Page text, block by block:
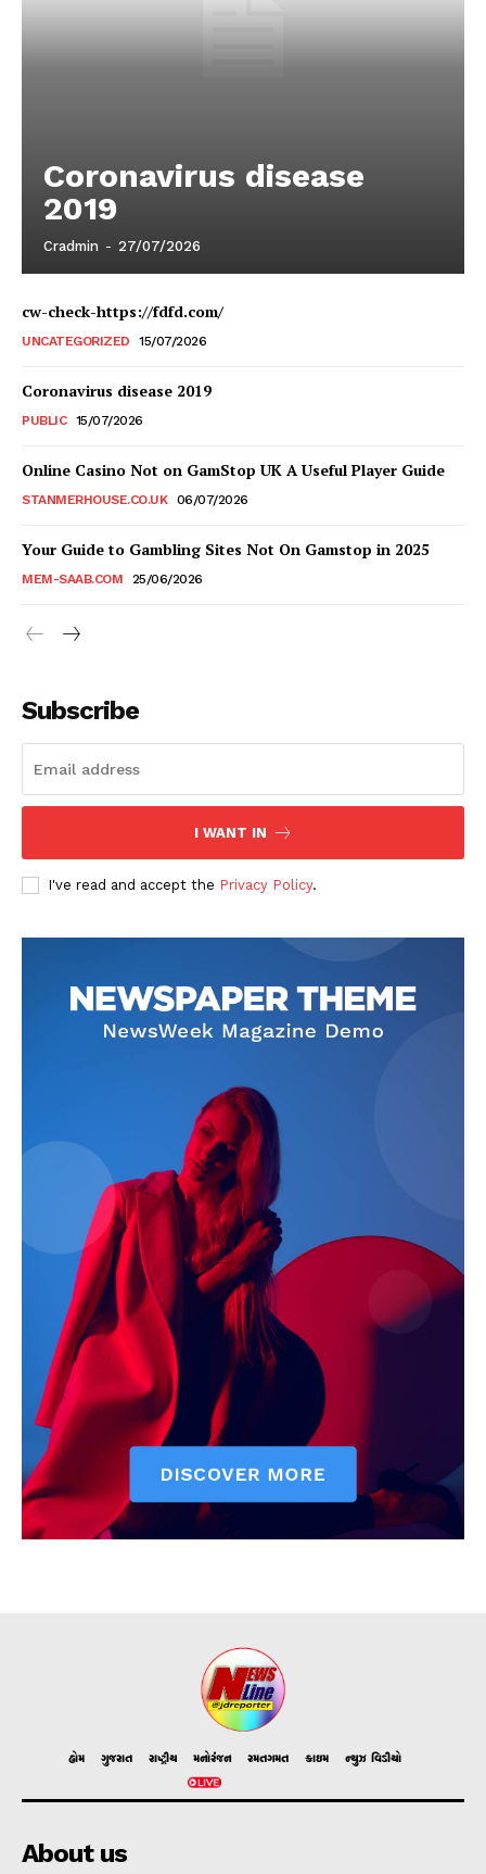
Coronavirus disease
2019
Cradmin - 27/07/2026
cw-check-https://fdfd.com/
UNCATEGORIZED 15/07/2026
Coronavirus disease 2019
PUBLIC 15/07/2026
Online Casino Not on GamStop UK A Useful Player Guide
STANMERHOUSE.CO.UK 06/07/2026
Your Guide to Gambling Sites Not On Gamstop in 2025
MEM-SAAB.COM 25/06/2026
Subscribe
I WANT IN
I've read and accept the Privacy Policy.
હોમ ગુજરાત રાષ્ટ્રીય મનોરંજન રમતગમત ક્રાઇમ ન્યુઝ વિડીયો
About us